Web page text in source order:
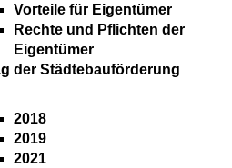
Vorteile für Eigentümer
Rechte und Pflichten der
Eigentümer
der Städtebauförderung
2018
2019
2021